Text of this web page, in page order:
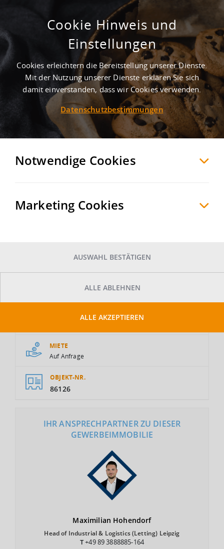
Neubau einer Lager- und
Logistikhalle mit 24/7 Nutzung nahe
der A9
LandsbergSaalekreis, Deutschland
MERKEN VERGLEICHEN EXPORT PDF
2
MIETE
Auf Anfrage
OBJEKT-NR.
86126
IHR ANSPRECHPARTNER ZU DIESER
GEWERBEIMMOBILIE
Maximilian Hohendorf
Head of Industrial & Logistics (Letting) Leipzig
T+49 89 3888885-164
Cookie Hinweis und
Einstellungen
Cookies erleichtern die Bereitstellung unserer Dienste.
Mit der Nutzung unserer Dienste erklären Sie sich
damit einverstanden, dass wir Cookies verwenden.
Datenschutzbestimmungen
Notwendige Cookies
Marketing Cookies
AUSWAHL BESTÄTIGEN
ALLE ABLEHNEN
ALLE AKZEPTIEREN